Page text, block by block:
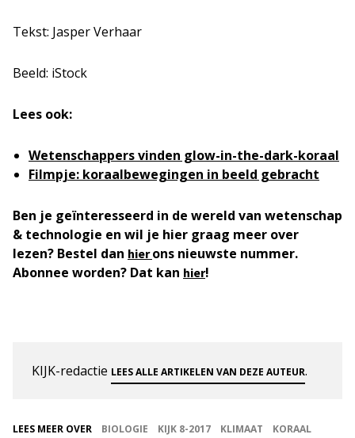
Tekst: Jasper Verhaar
Beeld: iStock
Lees ook:
Wetenschappers vinden glow-in-the-dark-koraal
Filmpje: koraalbewegingen in beeld gebracht
Ben je geïnteresseerd in de wereld van wetenschap
& technologie en wil je hier graag meer over
lezen? Bestel dan hierons nieuwste nummer.
Abonnee worden? Dat kan hier!
KIJK-redactie LEES ALLE ARTIKELEN VAN DEZE AUTEUR.
LEES MEER OVER BIOLOGIE KIJK 8-2017 KLIMAAT
KORAAL